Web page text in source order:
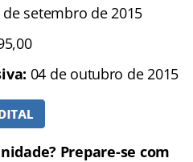
setembro de 2015
04 de outubro de 2015
Prepare-se com